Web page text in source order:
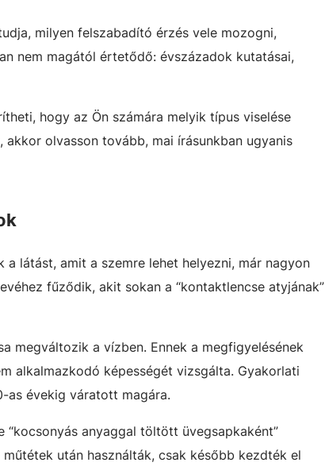
milyen felszabadító érzés vele mozogni,
nem magától értetődő: évszázadok kutatásai,
hogy az Ön számára melyik típus viselése
olvasson tovább, mai írásunkban ugyanis
látást, amit a szemre lehet helyezni, már nagyon
fűződik, akit sokan a “kontaktlencse atyjának”
megváltozik a vízben. Ennek a megfigyelésének
alkalmazkodó képességét vizsgálta. Gyakorlati
as évekig váratott magára.
anyaggal töltött üvegsapkaként”
után használták, csak később kezdték el